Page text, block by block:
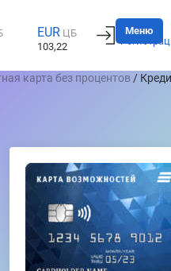
EUR ЦБ
103,22
Вход
Меню
карта без процентов /